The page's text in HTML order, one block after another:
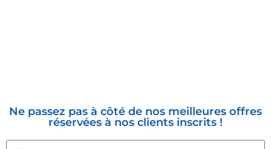
Ne passez pas à côté de nos meilleures offres
réservées à nos clients inscrits !